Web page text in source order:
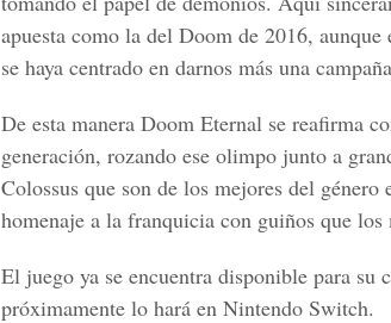
apuesta como la del Doom de 2016,
se haya centrado en darnos más una
De esta manera Doom Eternal se reafirma
generación, rozando ese olimpo junto a
Colossus que son de los mejores del género
homenaje a la franquicia con guiños que los
El juego ya se encuentra disponible para su
próximamente lo hará en Nintendo Switch.